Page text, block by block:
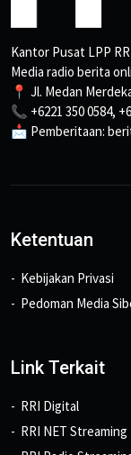
Kantor Pusat LPP
Media radio berita
📍 Jl. Medan
📞 +6221 350 0584,
📩 Pemberitaan:
Ketentuan
Kebijakan Privasi
Pedoman Media
Link Terkait
RRI Digital
RRI NET Streaming